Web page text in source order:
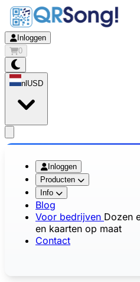
Inloggen
0
nl USD
Inloggen
Producten
Info
Blog
Voor bedrijven Dozen
en kaarten op maat
Contact